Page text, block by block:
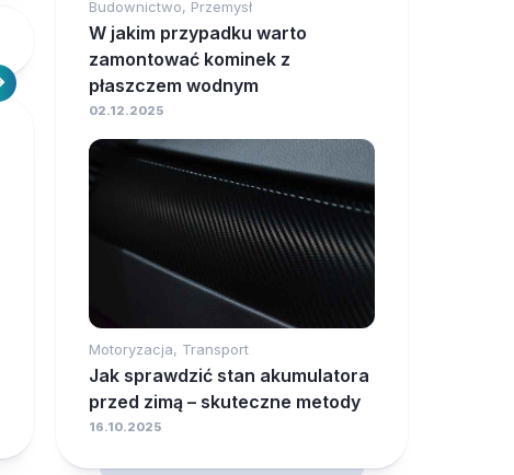
Budownictwo, Przemysł
W jakim przypadku warto
zamontować kominek z
płaszczem wodnym
02.12.2025
Motoryzacja, Transport
Jak sprawdzić stan akumulatora
przed zimą – skuteczne metody
16.10.2025